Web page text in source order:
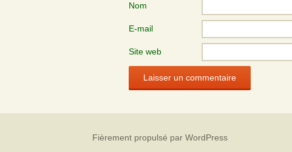
Nom
E-mail
Site web
Fièrement propulsé par WordPress